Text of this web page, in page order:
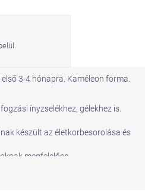
3-4 hónapra. Kaméleon forma.
ínyzselékhez, gélekhez is.
készült az életkorbesorolása és
megfelelően.
együtt is használható, de ezt csak